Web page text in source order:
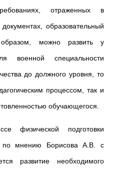
отраженных в
образовательный
образом, можно развить у
военной специальности
до должного уровня, то
процессом, так и
обучающегося.
физической подготовки
по мнению Борисова А.В. с
развитие необходимого